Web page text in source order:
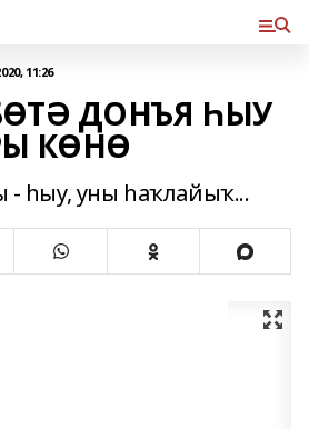
11:26
ДОНЪЯ ҺЫУ
КӨНӨ
- һыу, уны һаҡлайыҡ...